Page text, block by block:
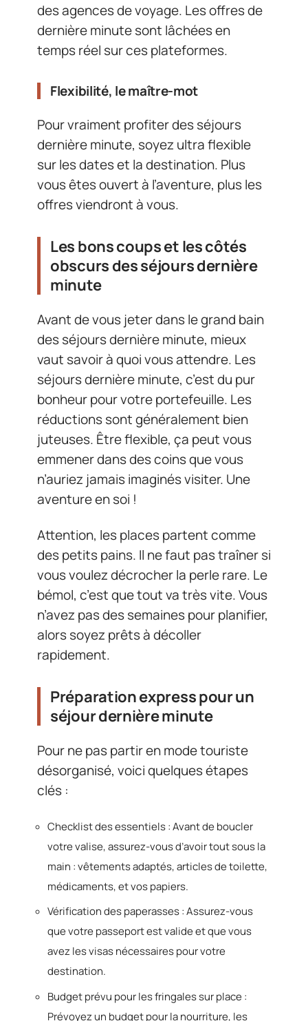
des agences de voyage. Les offres de
dernière minute sont lâchées en
temps réel sur ces plateformes.
Flexibilité, le maître-mot
Pour vraiment profiter des séjours
dernière minute, soyez ultra flexible
sur les dates et la destination. Plus
vous êtes ouvert à l’aventure, plus les
offres viendront à vous.
Les bons coups et les côtés
obscurs des séjours dernière
minute
Avant de vous jeter dans le grand bain
des séjours dernière minute, mieux
vaut savoir à quoi vous attendre. Les
séjours dernière minute, c’est du pur
bonheur pour votre portefeuille. Les
réductions sont généralement bien
juteuses. Être flexible, ça peut vous
emmener dans des coins que vous
n’auriez jamais imaginés visiter. Une
aventure en soi !
Attention, les places partent comme
des petits pains. Il ne faut pas traîner si
vous voulez décrocher la perle rare. Le
bémol, c’est que tout va très vite. Vous
n’avez pas des semaines pour planifier,
alors soyez prêts à décoller
rapidement.
Préparation express pour un
séjour dernière minute
Pour ne pas partir en mode touriste
désorganisé, voici quelques étapes
clés :
Checklist des essentiels : Avant de boucler
votre valise, assurez-vous d’avoir tout sous la
main : vêtements adaptés, articles de toilette,
médicaments, et vos papiers.
Vérification des paperasses : Assurez-vous
que votre passeport est valide et que vous
avez les visas nécessaires pour votre
destination.
Budget prévu pour les fringales sur place :
Prévoyez un budget pour la nourriture, les